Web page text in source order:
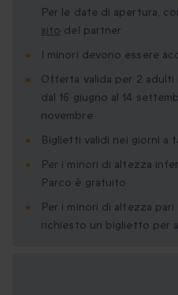
Per le date di apertura,
sito del partner
I minori devono essere
Offerta valida per 2 adulti
dal 16 giugno al 14
novembre
Biglietti validi nei giorni a
Per i minori di altezza
Parco è gratuito
Per i minori di altezza
richiesto un biglietto per